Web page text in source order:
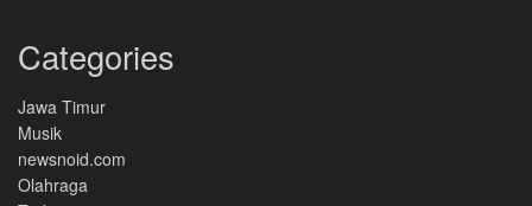
Categories
Jawa Timur
Musik
newsnoid.com
Olahraga